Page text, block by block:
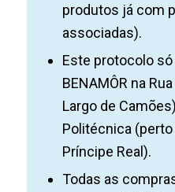
produtos já com
associadas).
Este protocolo
BENAMÔR na
Largo de
Politécnica
Príncipe Real).
Todas as